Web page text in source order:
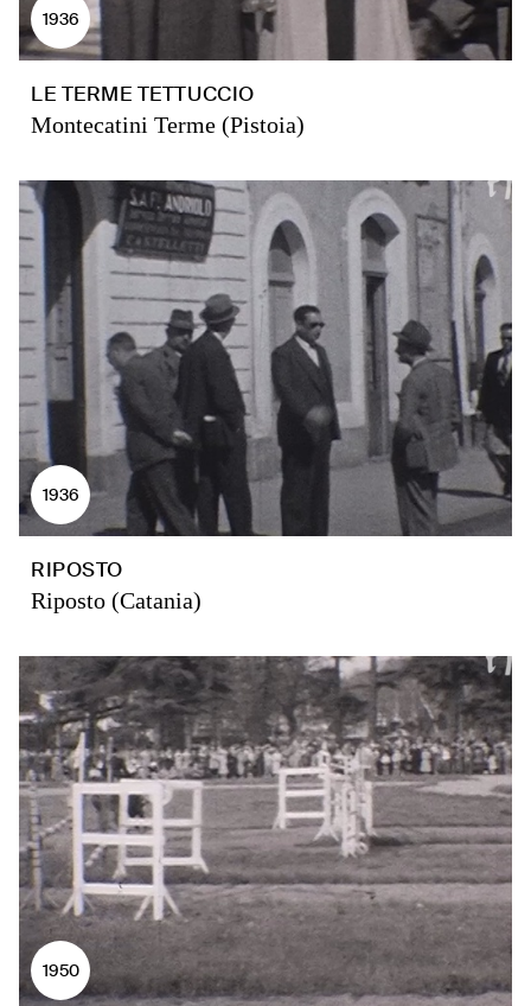
1936
LE TERME TETTUCCIO
Montecatini Terme (Pistoia)
1936
RIPOSTO
Riposto (Catania)
1950